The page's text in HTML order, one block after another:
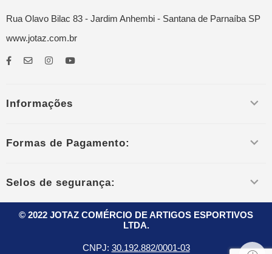
Rua Olavo Bilac 83 - Jardim Anhembi - Santana de Parnaíba SP
www.jotaz.com.br
Informações
Formas de Pagamento:
Selos de segurança:
© 2022 JOTAZ COMÉRCIO DE ARTIGOS ESPORTIVOS
LTDA.
CNPJ: 30.192.882/0001-03